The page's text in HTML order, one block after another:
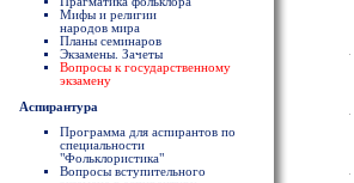
Мифы и религии
народов мира
Планы семинаров
Экзамены. Зачеты
Вопросы к государственному
экзамену
Аспирантура
Программа для аспирантов по
специальности
"Фольклористика"
Вопросы вступительного